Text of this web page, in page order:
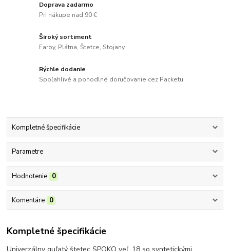
Doprava zadarmo
Pri nákupe nad 90 €
Široký sortiment
Farby, Plátna, Štetce, Stojany
Rýchle dodanie
Spoľahlivé a pohodlné doručovanie cez Packetu
Kompletné špecifikácie
Parametre
Hodnotenie 0
Komentáre 0
Kompletné špecifikácie